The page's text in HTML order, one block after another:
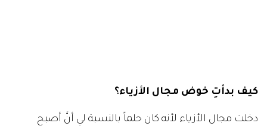
كيف بدأتِ خوض مجال الأزياء؟
دخلت مجال الأزياء لأنه كان حلماً بالنسبة لي أنَّ أصبح